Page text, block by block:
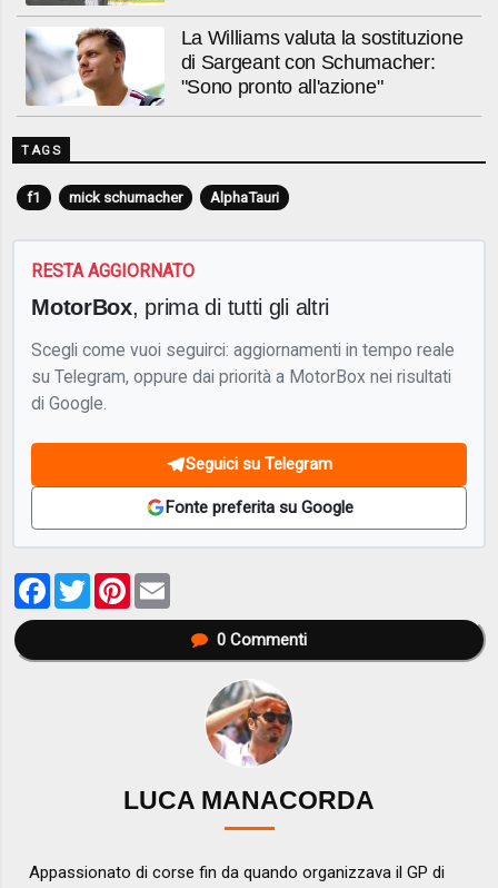
La Williams valuta la sostituzione
di Sargeant con Schumacher:
"Sono pronto all'azione"
TAGS
f1 mick schumacher AlphaTauri
RESTA AGGIORNATO
MotorBox, prima di tutti gli altri
Scegli come vuoi seguirci: aggiornamenti in tempo reale
su Telegram, oppure dai priorità a MotorBox nei risultati
di Google.
Seguici su Telegram
Fonte preferita su Google
Facebook
TwitterPinterest
0Commenti
LUCA MANACORDA
Appassionato di corse fin da quando organizzava il GP di